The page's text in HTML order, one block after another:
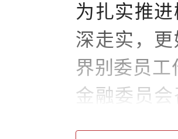
为扎实推
深走实，
界别委员工
金融委员